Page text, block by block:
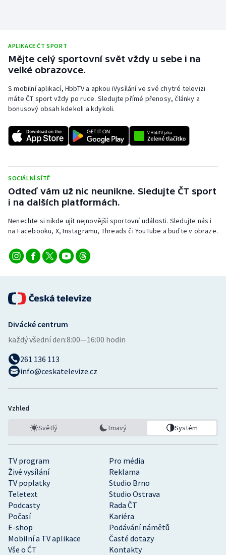
APLIKACE ČT SPORT
Mějte celý sportovní svět vždy u sebe i na
velké obrazovce.
S mobilní aplikací, HbbTV a apkou iVysílání ve své chytré televizi
máte ČT sport vždy po ruce. Sledujte přímé přenosy, články a
bonusový obsah kdekoli a kdykoli.
SOCIÁLNÍ SÍTĚ
Odteď vám už nic neunikne. Sledujte ČT sport
i na dalších platformách.
Nenechte si nikde ujít nejnovější sportovní události. Sledujte nás i
na Facebooku, X, Instagramu, Threads či YouTube a buďte v obraze.
TV program
Pro média
Živé vysílání
Reklama
TV poplatky
Studio Brno
Teletext
Studio Ostrava
Podcasty
Rada ČT
Počasí
Kariéra
E-shop
Podávání námětů
Mobilní a TV aplikace
Časté dotazy
Vše o ČT
Kontakty
Divácké centrum
každý všední den:8:00—16:00 hodin
261 136 113
info@ceskatelevize.cz
Vzhled
Světlý Tmavý Systém